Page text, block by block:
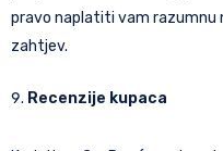
pravo naplatiti vam razumnu
zahtjev.
Recenzije kupaca